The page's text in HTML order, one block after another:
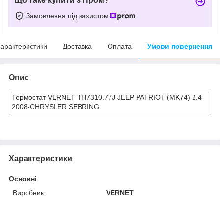
Замовлення під захистом
Доставка Оплата Умови повернення
Опис
Термостат VERNET TH7310.77J JEEP PATRIOT (MK74) 2.4
2008-CHRYSLER SEBRING
Характеристики
Основні
Виробник
VERNET